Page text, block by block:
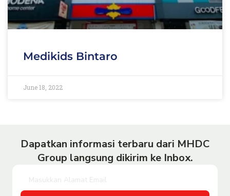
Medikids Bintaro
June 18, 2022
Dapatkan informasi terbaru dari MHDC
Group langsung dikirim ke Inbox.